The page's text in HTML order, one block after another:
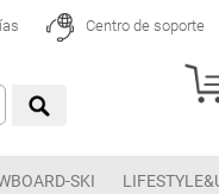
Centro de soporte
SKI